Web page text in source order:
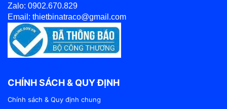
MÁY SIÊU ÂM CỌC KHOAN NHỒI RSM-SY6(C)
Zalo: 0902.670.829
Email: thietbinatraco@gmail.com
CHÍNH SÁCH & QUY ĐỊNH
Chính sách & Quy định chung